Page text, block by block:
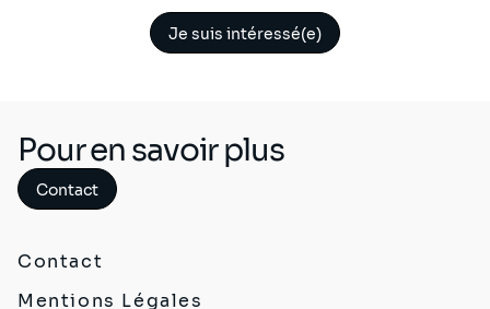
Je suis intéressé(e)
Pour en savoir plus
Contact
Contact
Mentions Légales